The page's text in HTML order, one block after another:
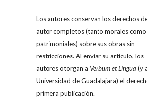
Los autores conservan los derechos
autor completos (tanto morales como
patrimoniales) sobre sus obras sin
restricciones. Al enviar su artículo, los
autores otorgan a Verbum et Lingua (y
Universidad de Guadalajara) el
primera publicación.